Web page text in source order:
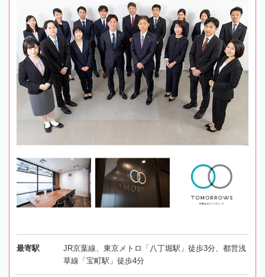
最寄駅
JR京葉線、東京メトロ「八丁堀駅」徒歩3分、都営浅
草線「宝町駅」徒歩4分